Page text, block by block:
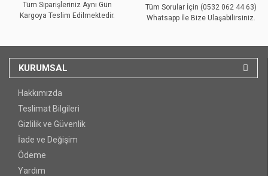
Tüm Siparişleriniz Aynı Gün
Kargoya Teslim Edilmektedir.
Tüm Sorular İçin (0532 062 44 63)
Whatsapp İle Bize Ulaşabilirsiniz.
KURUMSAL
Hakkımızda
Teslimat Bilgileri
Gizlilik ve Güvenlik
İade ve Değişim
Ödeme
Yardım